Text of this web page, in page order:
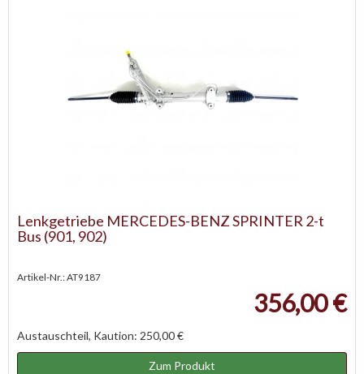
Lenkgetriebe MERCEDES-BENZ SPRINTER 2-t
Bus (901, 902)
Artikel-Nr.: AT9187
356,00 €
Austauschteil, Kaution: 250,00 €
Zum Produkt